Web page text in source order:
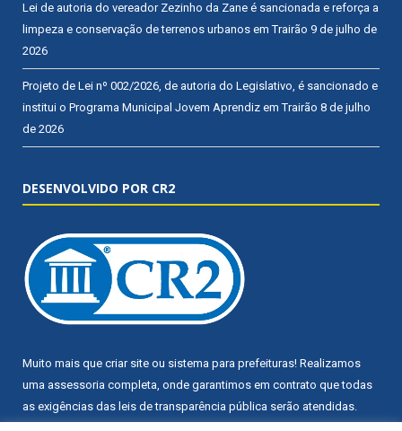
Lei de autoria do vereador Zezinho da Zane é sancionada e reforça a
limpeza e conservação de terrenos urbanos em Trairão 9 de julho de
2026
Projeto de Lei nº 002/2026, de autoria do Legislativo, é sancionado e
institui o Programa Municipal Jovem Aprendiz em Trairão 8 de julho
de 2026
DESENVOLVIDO POR CR2
Muito mais que criar site ou sistema para prefeituras! Realizamos
uma assessoria completa, onde garantimos em contrato que todas
as exigências das leis de transparência pública serão atendidas.